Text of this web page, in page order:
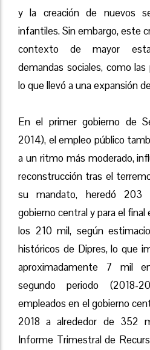
y la creación de nuevos
infantiles. Sin embargo, este
contexto de mayor
demandas sociales, como
lo que llevó a una expansión
En el primer gobierno de
2014), el empleo público
a un ritmo más moderado,
reconstrucción tras el
su mandato, heredó
gobierno central y para el final
los 210 mil, según
históricos de Dipres, lo que
aproximadamente 7 mil
segundo periodo
empleados en el gobierno
2018 a alrededor de 352
Informe Trimestral de